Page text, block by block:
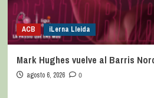
ACB iLerna Lleida
Mark Hughes vuelve al Barris
agosto 6, 2026 0